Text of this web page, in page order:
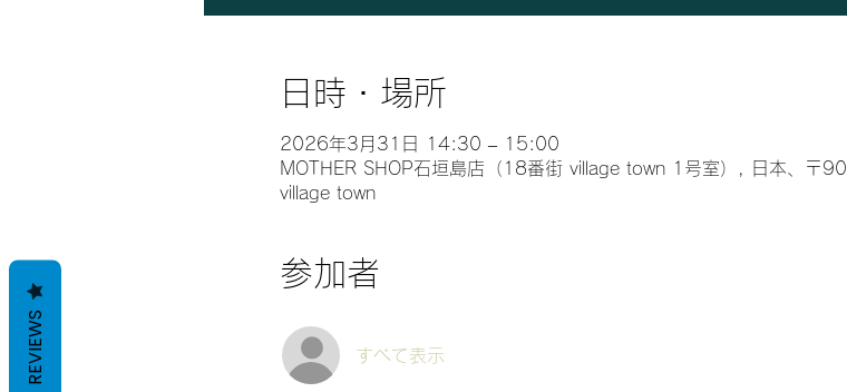
日時・場所
2026年3月31日 14:30 – 15:00
MOTHER SHOP石垣島店（18番街 village town 1号室）, 日本、〒
village town
参加者
すべて表示
REVIEWS